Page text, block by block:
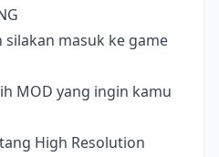
silakan masuk ke game
MOD yang ingin kamu
High Resolution